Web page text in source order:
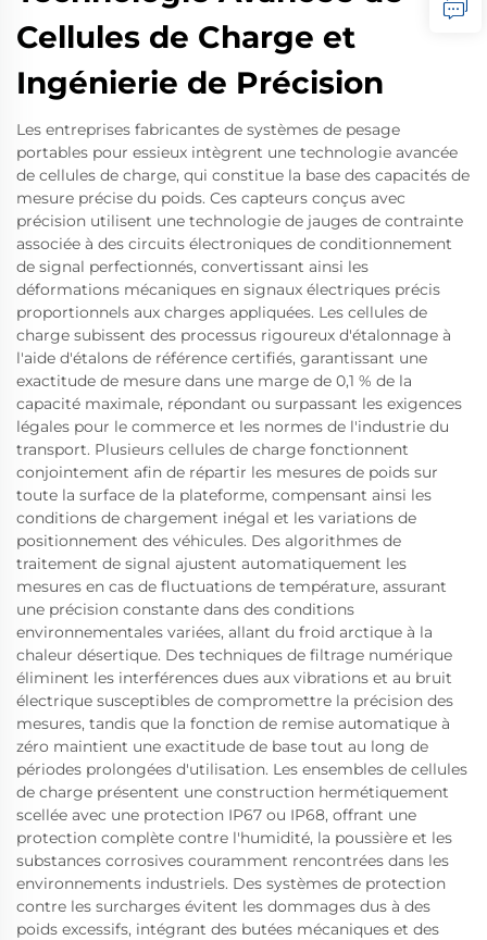
Cellules de Charge et
Ingénierie de Précision
Les entreprises fabricantes de systèmes de pesage
portables pour essieux intègrent une technologie avancée
de cellules de charge, qui constitue la base des capacités de
mesure précise du poids. Ces capteurs conçus avec
précision utilisent une technologie de jauges de contrainte
associée à des circuits électroniques de conditionnement
de signal perfectionnés, convertissant ainsi les
déformations mécaniques en signaux électriques précis
proportionnels aux charges appliquées. Les cellules de
charge subissent des processus rigoureux d'étalonnage à
l'aide d'étalons de référence certifiés, garantissant une
exactitude de mesure dans une marge de 0,1 % de la
capacité maximale, répondant ou surpassant les exigences
légales pour le commerce et les normes de l'industrie du
transport. Plusieurs cellules de charge fonctionnent
conjointement afin de répartir les mesures de poids sur
toute la surface de la plateforme, compensant ainsi les
conditions de chargement inégal et les variations de
positionnement des véhicules. Des algorithmes de
traitement de signal ajustent automatiquement les
mesures en cas de fluctuations de température, assurant
une précision constante dans des conditions
environnementales variées, allant du froid arctique à la
chaleur désertique. Des techniques de filtrage numérique
éliminent les interférences dues aux vibrations et au bruit
électrique susceptibles de compromettre la précision des
mesures, tandis que la fonction de remise automatique à
zéro maintient une exactitude de base tout au long de
périodes prolongées d'utilisation. Les ensembles de cellules
de charge présentent une construction hermétiquement
scellée avec une protection IP67 ou IP68, offrant une
protection complète contre l'humidité, la poussière et les
substances corrosives couramment rencontrées dans les
environnements industriels. Des systèmes de protection
contre les surcharges évitent les dommages dus à des
poids excessifs, intégrant des butées mécaniques et des